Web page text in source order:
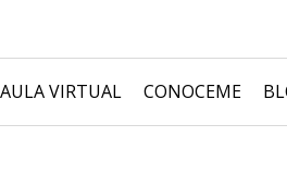
AULA VIRTUAL CONOCEME